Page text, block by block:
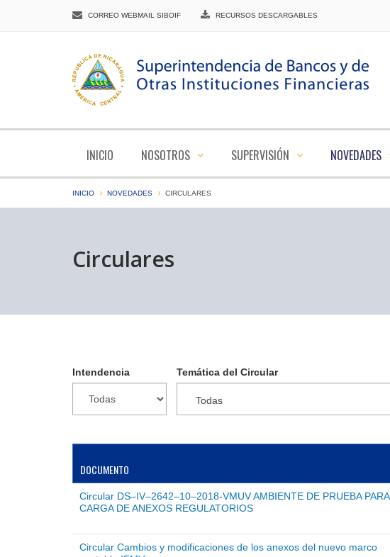
CORREO WEBMAIL SIBOIF RECURSOS DESCARGABLES
INICIO NOSOTROS SUPERVISIÓN NOVEDADES
INICIO NOVEDADES CIRCULARES
Circulares
Intendencia Temática del Circular
Todas
DOCUMENTO
Circular DS–IV–2642–10–2018-VMUV AMBIENTE DE PRUEBA PARA
CARGA DE ANEXOS REGULATORIOS
Circular Cambios y modificaciones de los anexos del nuevo marco